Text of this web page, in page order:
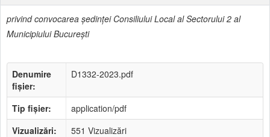
privind convocarea şedinţei Consiliului Local al Sectorului 2 al
Municipiului Bucureşti
Denumire
fișier:
D1332-2023.pdf
Tip fișier:
application/pdf
Vizualizări:
551 Vizualizări